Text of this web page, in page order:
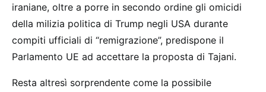
iraniane, oltre a porre in secondo ordine gli omicidi
della milizia politica di Trump negli USA durante
compiti ufficiali di “remigrazione”, predispone il
Parlamento UE ad accettare la proposta di Tajani.
Resta altresì sorprendente come la possibile